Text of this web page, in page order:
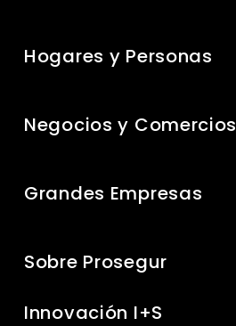
Hogares y Personas
Negocios y Comercios
Grandes Empresas
Sobre Prosegur
Innovación I+S